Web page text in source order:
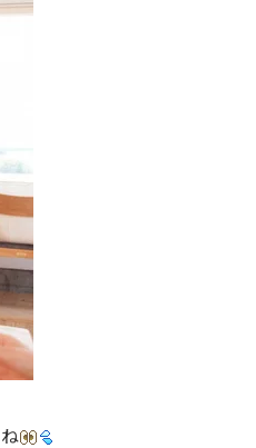
ね